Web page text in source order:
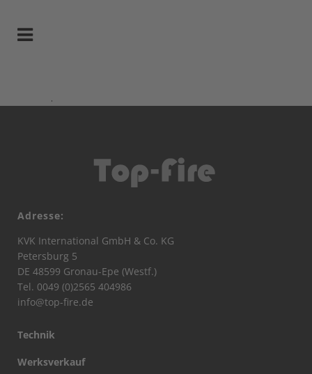
Adresse:
KVK International GmbH & Co. KG
Petersburg 5
DE 48599 Gronau-Epe (Westf.)
Tel. 0049 (0)2565 404986
info@top-fire.de
Technik
Werksverkauf